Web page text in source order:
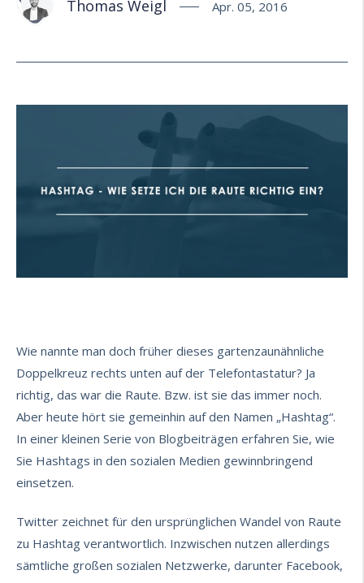
Thomas Weigl Apr. 05, 2016
Wie nannte man doch früher dieses gartenzaunähnliche
Doppelkreuz rechts unten auf der Telefontastatur? Ja
richtig, das war die Raute. Bzw. ist sie das immer noch.
Aber heute hört sie gemeinhin auf den Namen „Hashtag“.
In einer kleinen Serie von Blogbeiträgen erfahren Sie, wie
Sie Hashtags in den sozialen Medien gewinnbringend
einsetzen.
Twitter zeichnet für den ursprünglichen Wandel von Raute
zu Hashtag verantwortlich. Inzwischen nutzen allerdings
sämtliche großen sozialen Netzwerke, darunter Facebook,